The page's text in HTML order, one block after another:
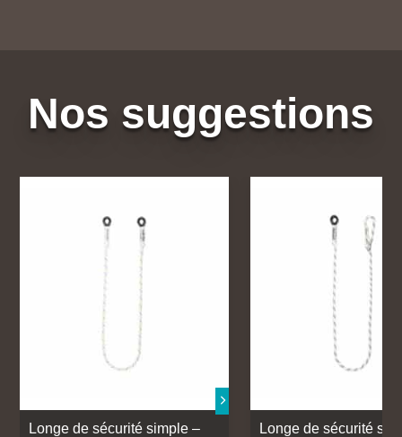
Nos suggestions
Longe de sécurité simple –
Longe de sécurité